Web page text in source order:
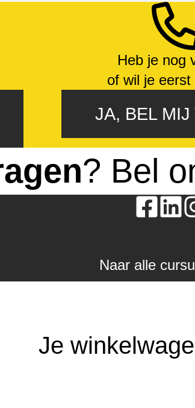
Heb je nog
of wil je eerst
JA, BEL MIJ
? Bel
Naar alle
Zonne-
Je